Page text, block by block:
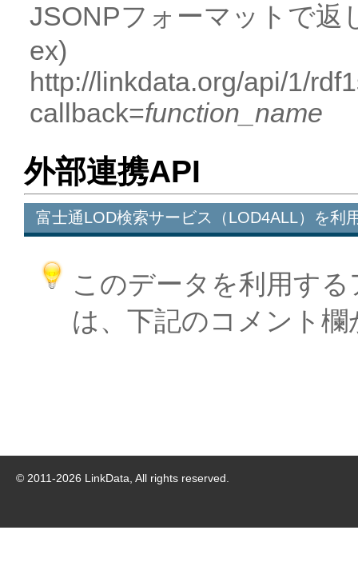
JSONPフォーマットで返
ex)
http://linkdata.org/api/1/
callback=function_name
外部連携API
富士通LOD検索サービス（LOD4ALL）を利
このデータを利用す
は、下記のコメント
© 2011-2026 LinkData, All rights reserved.